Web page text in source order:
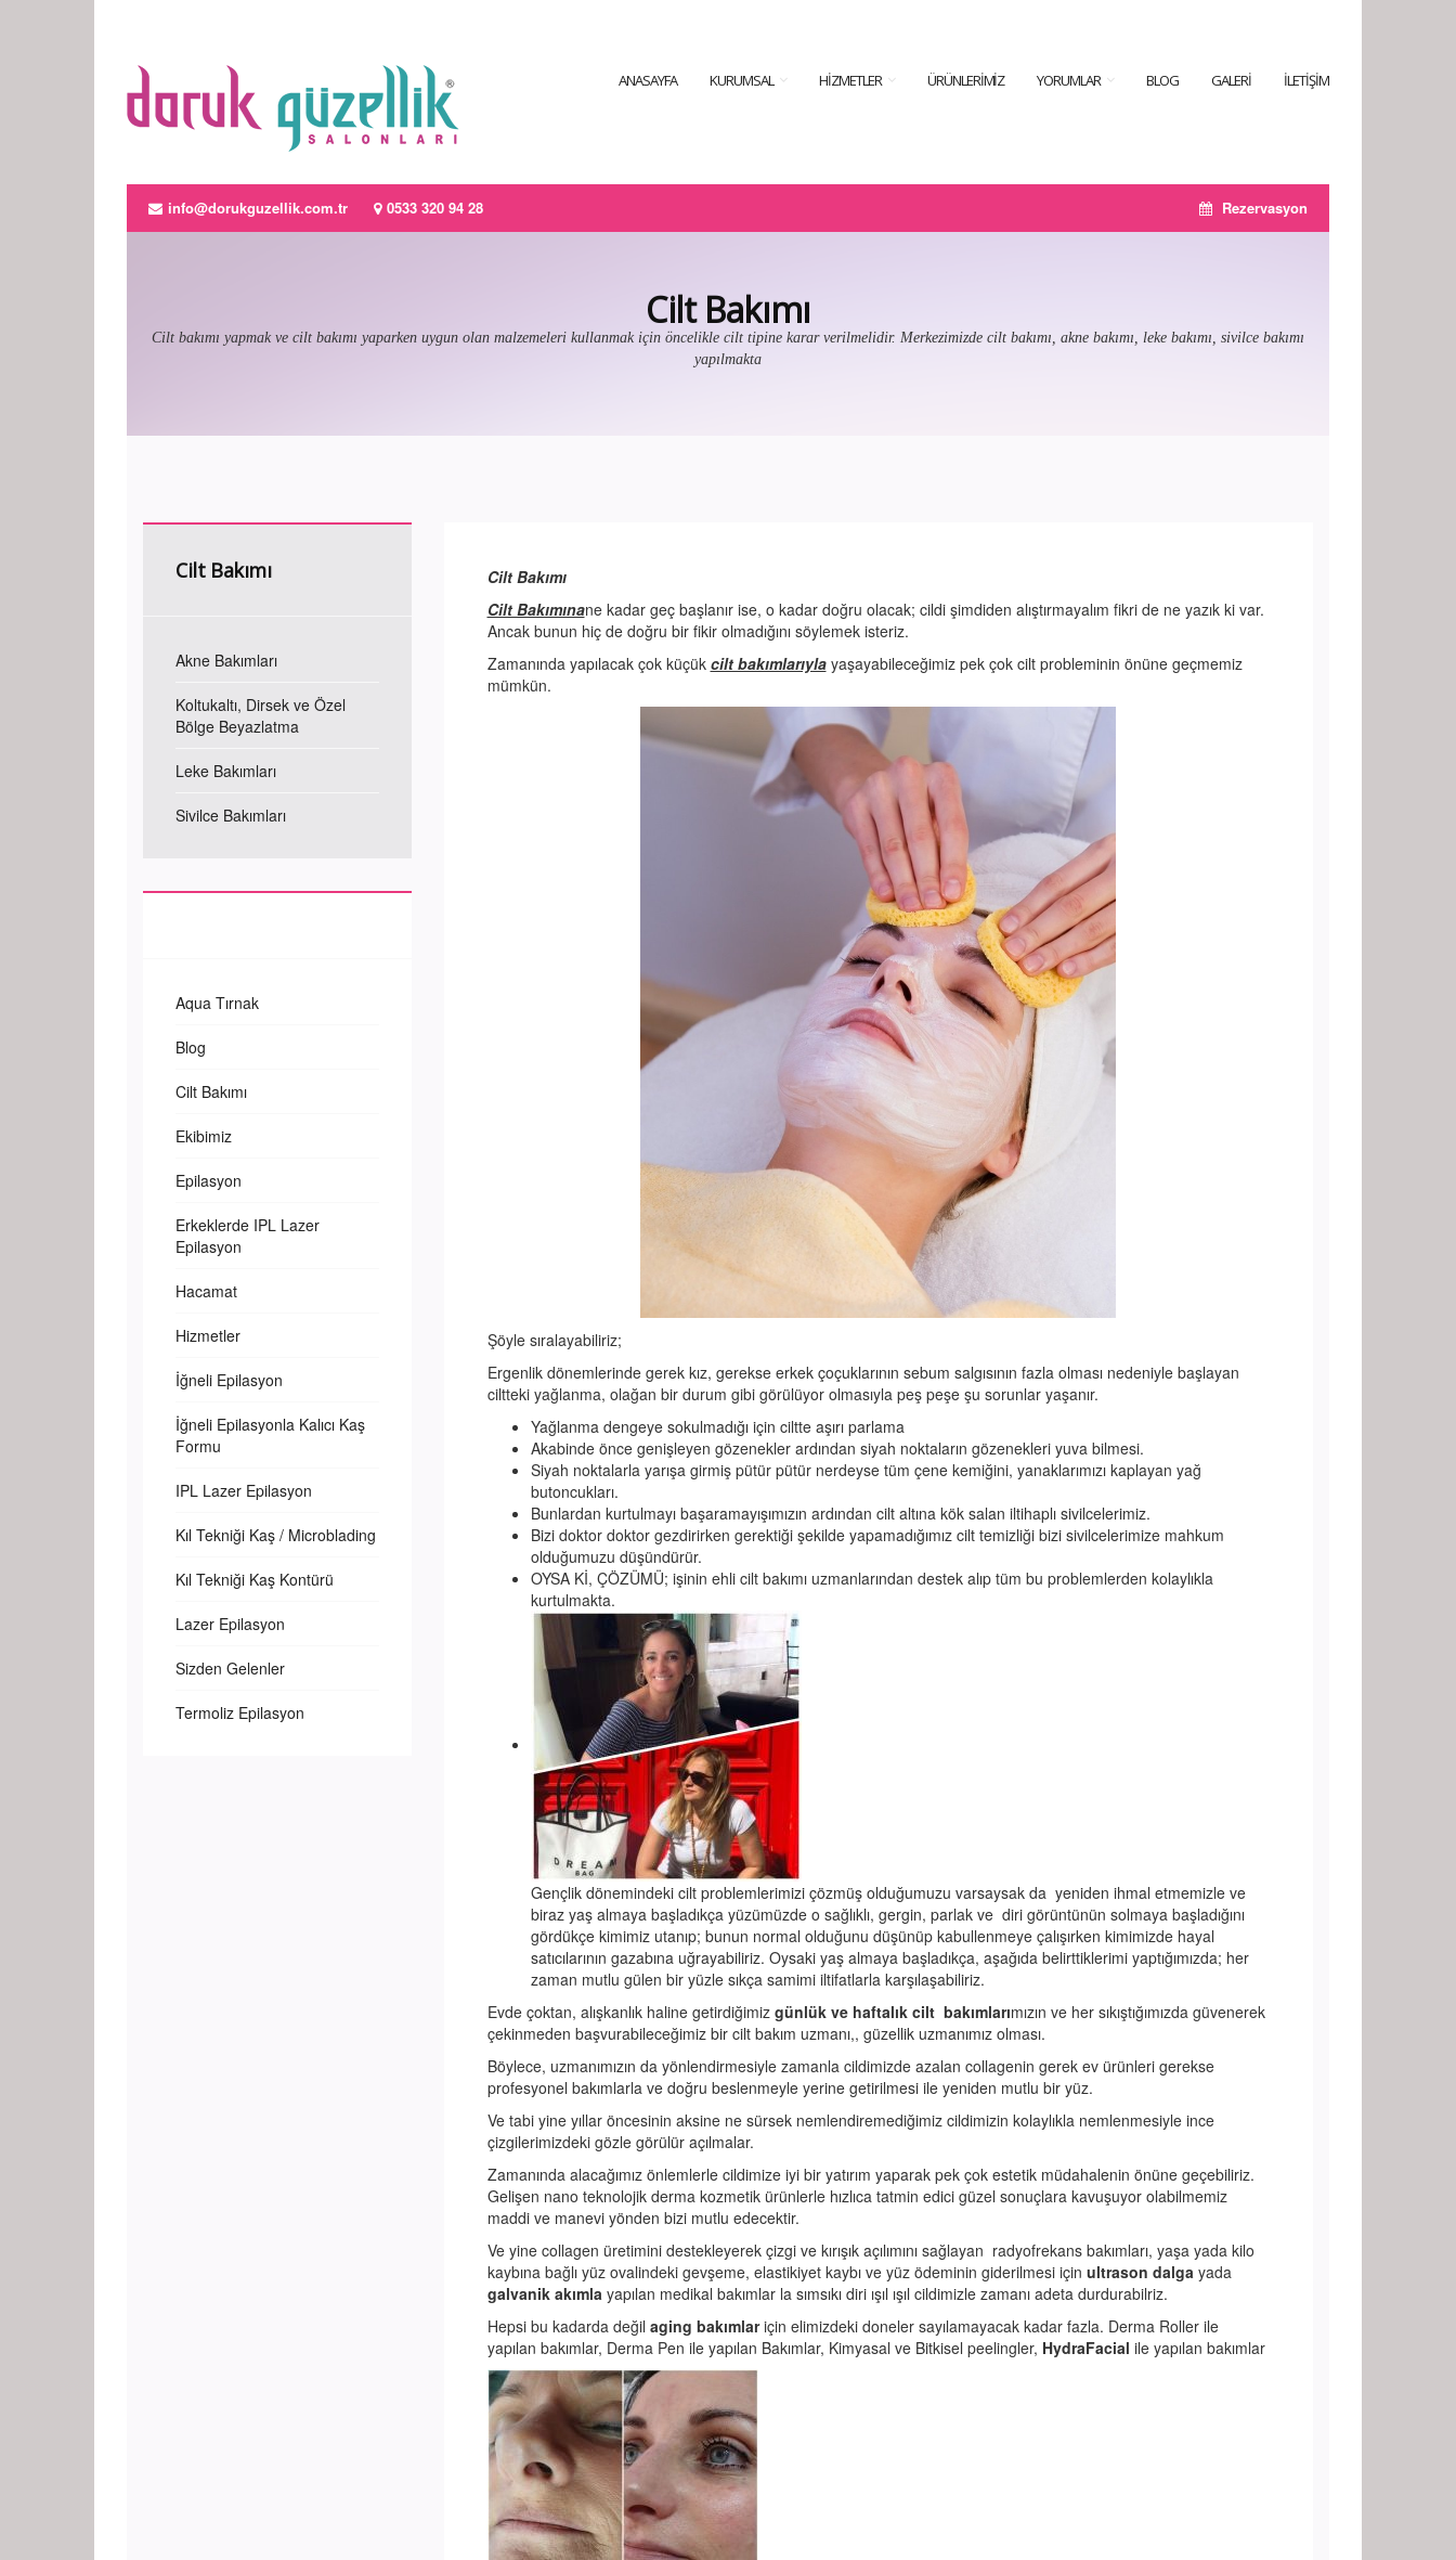
ANASAYFA KURUMSAL HIZMETLER ÜRÜNLERIMIZ YORUMLAR BLOG GALERI İLETIŞIM
info@dorukguzellik.com.tr 0533 320 94 28 Rezervasyon
Cilt Bakımı
Cilt bakımı yapmak ve cilt bakımı yaparken uygun olan malzemeleri kullanmak için öncelikle cilt tipine karar verilmelidir. Merkezimizde cilt bakımı, akne bakımı, leke bakımı, sivilce bakımı
yapılmakta
Cilt Bakımı
Akne Bakımları
Koltukaltı, Dirsek ve Özel
Bölge Beyazlatma
Leke Bakımları
Sivilce Bakımları
Aqua Tırnak
Blog
Cilt Bakımı
Ekibimiz
Epilasyon
Erkeklerde IPL Lazer
Epilasyon
Hacamat
Hizmetler
İğneli Epilasyon
İğneli Epilasyonla Kalıcı Kaş
Formu
IPL Lazer Epilasyon
Kıl Tekniği Kaş / Microblading
Kıl Tekniği Kaş Kontürü
Lazer Epilasyon
Sizden Gelenler
Termoliz Epilasyon
Cilt Bakımı
Cilt Bakımınane kadar geç başlanır ise, o kadar doğru olacak; cildi şimdiden alıştırmayalım fikri de ne yazık ki var.
Ancak bunun hiç de doğru bir fikir olmadığını söylemek isteriz.
Zamanında yapılacak çok küçük cilt bakımlarıylayaşayabileceğimiz pek çok cilt probleminin önüne geçmemiz
mümkün.
Şöyle sıralayabiliriz;
Ergenlik dönemlerinde gerek kız, gerekse erkek çoçuklarının sebum salgısının fazla olması nedeniyle başlayan
ciltteki yağlanma, olağan bir durum gibi görülüyor olmasıyla peş peşe şu sorunlar yaşanır.
Yağlanma dengeye sokulmadığı için ciltte aşırı parlama
Akabinde önce genişleyen gözenekler ardından siyah noktaların gözenekleri yuva bilmesi.
Siyah noktalarla yarışa girmiş pütür pütür nerdeyse tüm çene kemiğini, yanaklarımızı kaplayan yağ
butoncukları.
Bunlardan kurtulmayı başaramayışımızın ardından cilt altına kök salan iltihaplı sivilcelerimiz.
Bizi doktor doktor gezdirirken gerektiği şekilde yapamadığımız cilt temizliği bizi sivilcelerimize mahkum
olduğumuzu düşündürür.
OYSA Kİ, ÇÖZÜMÜ; işinin ehli cilt bakımı uzmanlarından destek alıp tüm bu problemlerden kolaylıkla
kurtulmakta.
Gençlik dönemindeki cilt problemlerimizi çözmüş olduğumuzu varsaysak da yeniden ihmal etmemizle ve
biraz yaş almaya başladıkça yüzümüzde o sağlıklı, gergin, parlak ve diri görüntünün solmaya başladığını
gördükçe kimimiz utanıp; bunun normal olduğunu düşünüp kabullenmeye çalışırken kimimizde hayal
satıcılarının gazabına uğrayabiliriz. Oysaki yaş almaya başladıkça, aşağıda belirttiklerimi yaptığımızda; her
zaman mutlu gülen bir yüzle sıkça samimi iltifatlarla karşılaşabiliriz.
Evde çoktan, alışkanlık haline getirdiğimiz günlük ve haftalık cilt bakımlarımızın ve her sıkıştığımızda güvenerek
çekinmeden başvurabileceğimiz bir cilt bakım uzmanı,, güzellik uzmanımız olması.
Böylece, uzmanımızın da yönlendirmesiyle zamanla cildimizde azalan collagenin gerek ev ürünleri gerekse
profesyonel bakımlarla ve doğru beslenmeyle yerine getirilmesi ile yeniden mutlu bir yüz.
Ve tabi yine yıllar öncesinin aksine ne sürsek nemlendiremediğimiz cildimizin kolaylıkla nemlenmesiyle ince
çizgilerimizdeki gözle görülür açılmalar.
Zamanında alacağımız önlemlerle cildimize iyi bir yatırım yaparak pek çok estetik müdahalenin önüne geçebiliriz.
Gelişen nano teknolojik derma kozmetik ürünlerle hızlıca tatmin edici güzel sonuçlara kavuşuyor olabilmemiz
maddi ve manevi yönden bizi mutlu edecektir.
Ve yine collagen üretimini destekleyerek çizgi ve kırışık açılımını sağlayan radyofrekans bakımları, yaşa yada kilo
kaybına bağlı yüz ovalindeki gevşeme, elastikiyet kaybı ve yüz ödeminin giderilmesi için ultrason dalgayada
galvanik akımla yapılan medikal bakımlar la sımsıkı diri ışıl ışıl cildimizle zamanı adeta durdurabilriz.
Hepsi bu kadarda değil aging bakımlariçin elimizdeki doneler sayılamayacak kadar fazla. Derma Roller ile
yapılan bakımlar, Derma Pen ile yapılan Bakımlar, Kimyasal ve Bitkisel peelingler, HydraFacial ile yapılan bakımlar